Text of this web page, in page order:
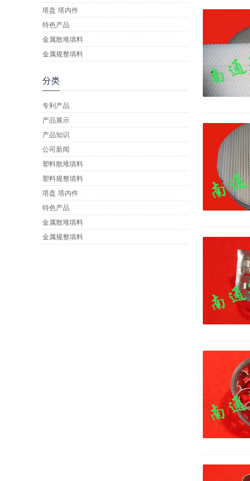
塔盘 塔内件
特色产品
金属散堆填料
金属规整填料
分类
专利产品
产品展示
产品知识
公司新闻
塑料散堆填料
塑料规整填料
塔盘 塔内件
特色产品
金属散堆填料
金属规整填料